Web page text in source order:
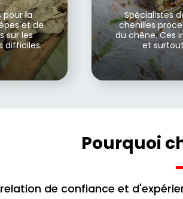
pour la
et de
sur les
difficiles.
Spécialistes
chenilles
du chêne. Ces
et
Pourquoi
de confiance et